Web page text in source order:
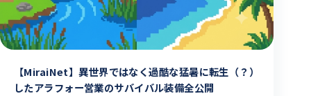
【MiraiNet】異世界ではなく過酷な猛暑に転生（？）
したアラフォー営業のサバイバル装備全公開